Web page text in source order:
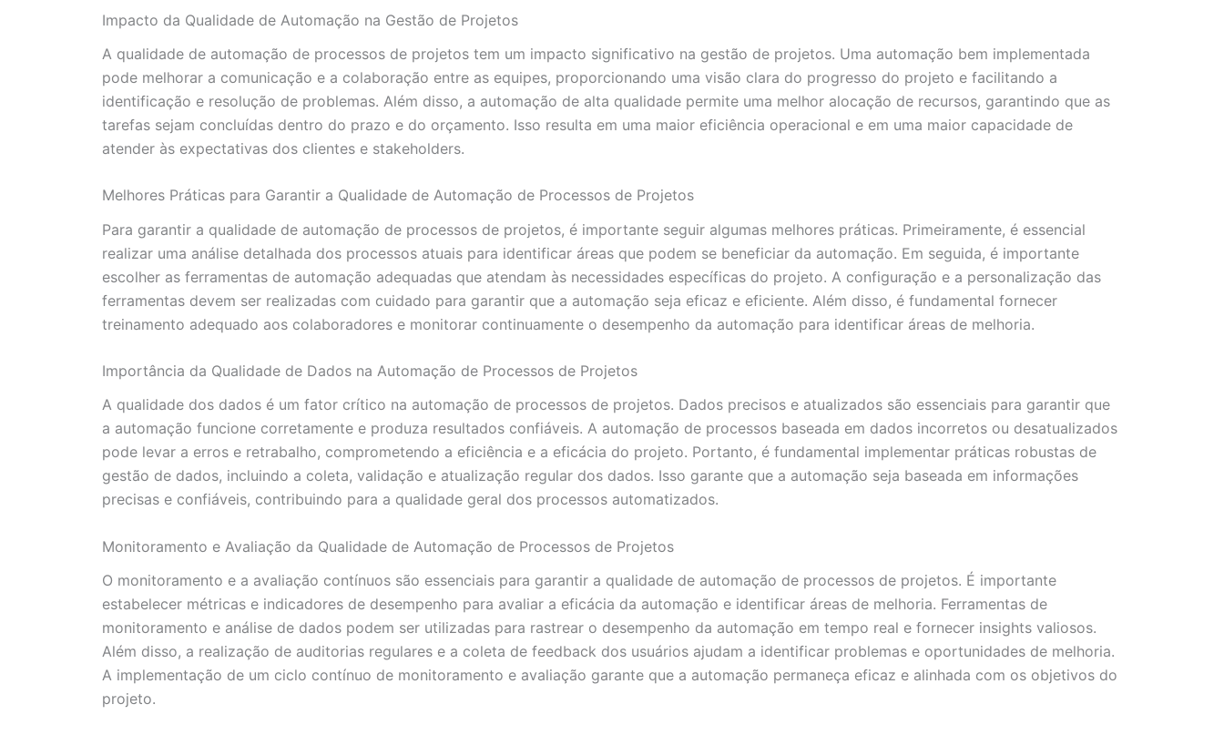
Impacto da Qualidade de Automação na Gestão de Projetos
A qualidade de automação de processos de projetos tem um impacto significativo na gestão de projetos. Uma automação bem implementada
pode melhorar a comunicação e a colaboração entre as equipes, proporcionando uma visão clara do progresso do projeto e facilitando a
identificação e resolução de problemas. Além disso, a automação de alta qualidade permite uma melhor alocação de recursos, garantindo que as
tarefas sejam concluídas dentro do prazo e do orçamento. Isso resulta em uma maior eficiência operacional e em uma maior capacidade de
atender às expectativas dos clientes e stakeholders.
Melhores Práticas para Garantir a Qualidade de Automação de Processos de Projetos
Para garantir a qualidade de automação de processos de projetos, é importante seguir algumas melhores práticas. Primeiramente, é essencial
realizar uma análise detalhada dos processos atuais para identificar áreas que podem se beneficiar da automação. Em seguida, é importante
escolher as ferramentas de automação adequadas que atendam às necessidades específicas do projeto. A configuração e a personalização das
ferramentas devem ser realizadas com cuidado para garantir que a automação seja eficaz e eficiente. Além disso, é fundamental fornecer
treinamento adequado aos colaboradores e monitorar continuamente o desempenho da automação para identificar áreas de melhoria.
Importância da Qualidade de Dados na Automação de Processos de Projetos
A qualidade dos dados é um fator crítico na automação de processos de projetos. Dados precisos e atualizados são essenciais para garantir que
a automação funcione corretamente e produza resultados confiáveis. A automação de processos baseada em dados incorretos ou desatualizados
pode levar a erros e retrabalho, comprometendo a eficiência e a eficácia do projeto. Portanto, é fundamental implementar práticas robustas de
gestão de dados, incluindo a coleta, validação e atualização regular dos dados. Isso garante que a automação seja baseada em informações
precisas e confiáveis, contribuindo para a qualidade geral dos processos automatizados.
Monitoramento e Avaliação da Qualidade de Automação de Processos de Projetos
O monitoramento e a avaliação contínuos são essenciais para garantir a qualidade de automação de processos de projetos. É importante
estabelecer métricas e indicadores de desempenho para avaliar a eficácia da automação e identificar áreas de melhoria. Ferramentas de
monitoramento e análise de dados podem ser utilizadas para rastrear o desempenho da automação em tempo real e fornecer insights valiosos.
Além disso, a realização de auditorias regulares e a coleta de feedback dos usuários ajudam a identificar problemas e oportunidades de melhoria.
A implementação de um ciclo contínuo de monitoramento e avaliação garante que a automação permaneça eficaz e alinhada com os objetivos do
projeto.